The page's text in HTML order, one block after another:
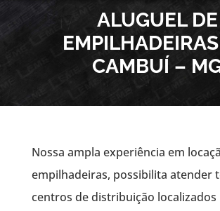
ALUGUEL DE
CAMBUÍ –
Nossa ampla experiência em
empilhadeiras, possibilita atender
centros de distribuição localizados